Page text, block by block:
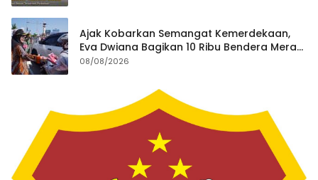
Ajak Kobarkan Semangat Kemerdekaan,
Eva Dwiana Bagikan 10 Ribu Bendera Merah
Putih ke Warga
08/08/2026